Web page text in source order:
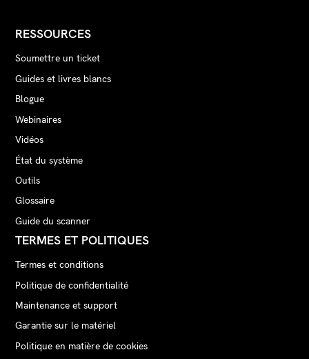
RESSOURCES
Soumettre un ticket
Guides et livres blancs
Blogue
Webinaires
Vidéos
État du système
Outils
Glossaire
Guide du scanner
TERMES ET POLITIQUES
Termes et conditions
Politique de confidentialité
Maintenance et support
Garantie sur le matériel
Politique en matière de cookies